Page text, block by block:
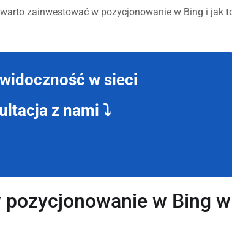
zainwestować w pozycjonowanie w Bing i jak
w sieci
z nami ⤵
w Bing w